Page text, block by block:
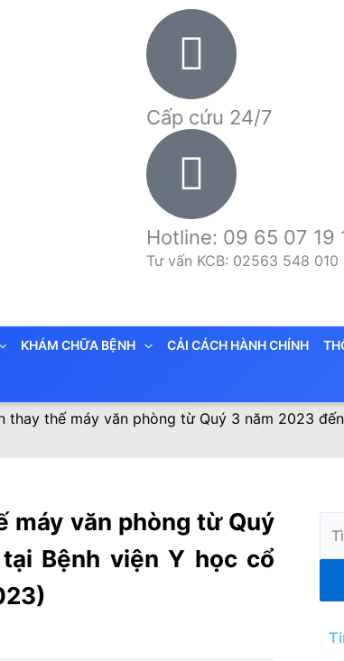
Cấp cứu 24/7
Hotline: 09 65 07 19
Tư vấn KCB: 02563 548 010
KHÁM CHỮA BỆNH CẢI CÁCH HÀNH CHÍNH
thế máy văn phòng từ Quý 3 năm 2023
máy văn phòng từ Quý
Bệnh viện Y học cổ